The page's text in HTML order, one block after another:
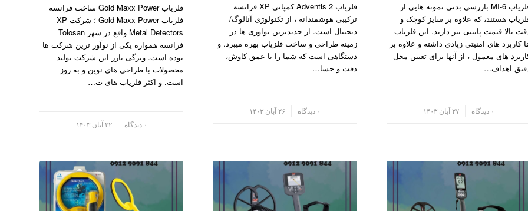
فلزیاب MI-6 بازرسی بدنی نمونه هایی از
هستند، که علاوه بر سایز کوچک و
بالا قیمت پایینی نیز دارند. این فلزیاب
کاربرد های امنیتی زیادی داشته و علاوه بر
های معمول ، از آنها برای تعیین محل
اهداف…
۰ دیدگاه ۲۷ آبان ۱۴۰۳
فلزیاب Adventis 2 کمپانی XP فرانسه
ترکیبی هوشمندانه ، از تکنولوژی آنالوگ/
دیجیتال است. از جدیدترین نواوری ها در
زمینه طراحی و ساخت فلزیاب بهره میبرد. و
دستگاهی است که شما را با عمق کاوش،
دقت و حسا…
۰ دیدگاه ۲۶ آبان ۱۴۰۳
فلزیاب Gold Maxx Power ساخت فرانسه
فلزیاب Gold Maxx Power ؛ شرکت XP
Metal Detectors واقع در شهر Tolosan
فرانسه همواره یکی از نوآور ترین شرکت ها
بوده است. ویژگی بارز این شرکت تولید
محصولات با طراحی های نوین و به روز
است. و اکثر فلزیاب های ت…
۰ دیدگاه ۲۲ آبان ۱۴۰۳